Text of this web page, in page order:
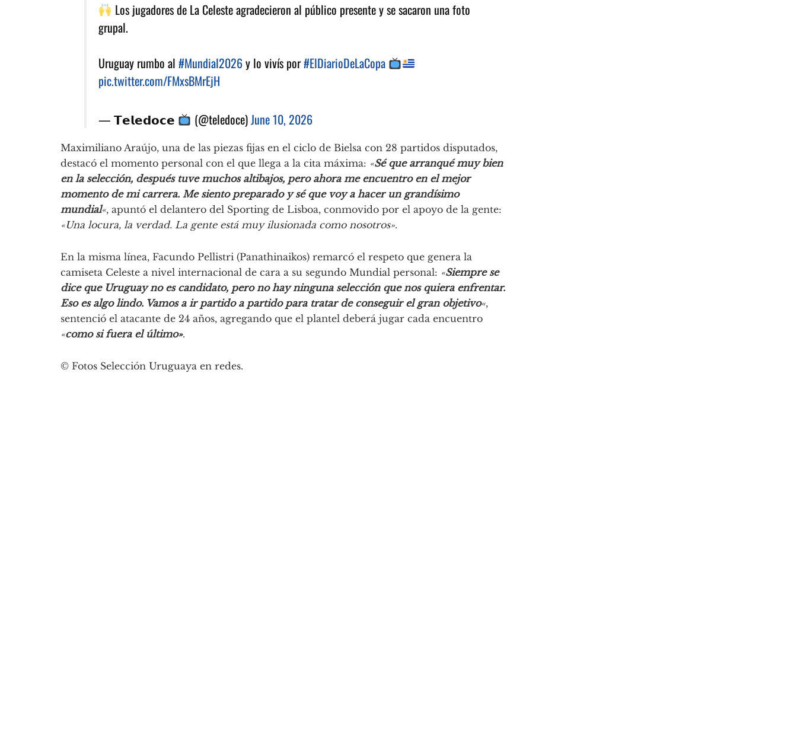
Los jugadores de La Celeste agradecieron al público presente y se sacaron una foto
grupal.
Uruguay rumbo al #Mundial2026y lo vivís por#ElDiarioDeLaCopa
pic.twitter.com/FMxsBMrEjH
— 𝗧𝗲𝗹𝗲𝗱𝗼𝗰𝗲 (@teledoce)June 10, 2026
Maximiliano Araújo, una de las piezas fijas en el ciclo de Bielsa con 28 partidos disputados,
destacó el momento personal con el que llega a la cita máxima: «Sé que arranqué muy bien
en la selección, después tuve muchos altibajos, pero ahora me encuentro en el mejor
momento de mi carrera. Me siento preparado y sé que voy a hacer un grandísimo
mundial«, apuntó el delantero del Sporting de Lisboa, conmovido por el apoyo de la gente:
«Una locura, la verdad. La gente está muy ilusionada como nosotros».
En la misma línea, Facundo Pellistri (Panathinaikos) remarcó el respeto que genera la
camiseta Celeste a nivel internacional de cara a su segundo Mundial personal: «Siempre se
dice que Uruguay no es candidato, pero no hay ninguna selección que nos quiera enfrentar.
Eso es algo lindo. Vamos a ir partido a partido para tratar de conseguir el gran objetivo«,
sentenció el atacante de 24 años, agregando que el plantel deberá jugar cada encuentro
«como si fuera el último».
© Fotos Selección Uruguaya en redes.